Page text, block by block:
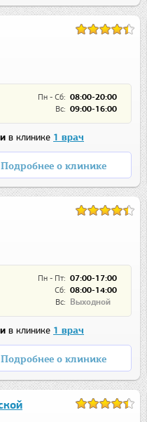
Пн - Сб: 08:00-20:00
Вс: 09:00-16:00
в клинике 1 врач
Подробнее о клинике
Пн - Пт: 07:00-17:00
Сб: 08:00-14:00
Вс: Выходной
в клинике 1 врач
Подробнее о клинике